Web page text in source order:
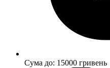
Cума до: 15000 гривень